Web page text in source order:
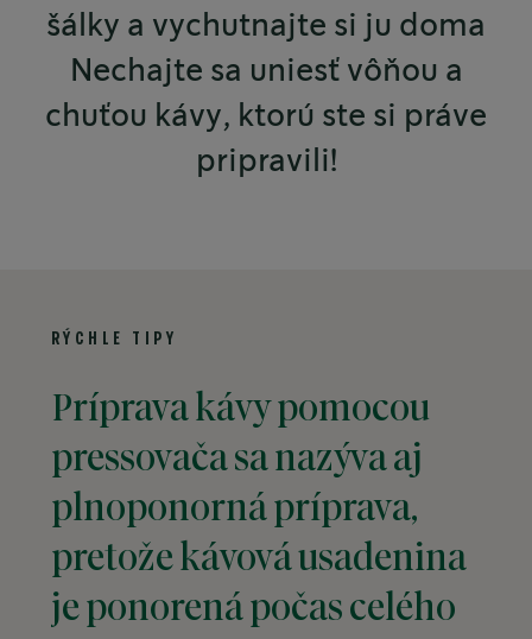
šálky a vychutnajte si ju doma
Nechajte sa uniesť vôňou a
chuťou kávy, ktorú ste si práve
pripravili!
RÝCHLE TIPY
Príprava kávy pomocou
pressovača sa nazýva aj
plnoponorná príprava,
pretože kávová usadenina
je ponorená počas celého